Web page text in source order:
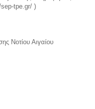
tpe.gr/ )
Νοτίου Αιγαίου